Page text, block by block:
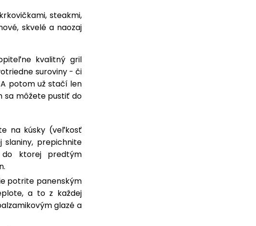
steakmi,
skvelé a naozaj
kvalitný gril
suroviny - či
A potom už stačí len
sa môžete pustiť do
na kúsky (veľkosť
slaniny, prepichnite
do ktorej predtým
potrite panenským
a to z každej
glazé a